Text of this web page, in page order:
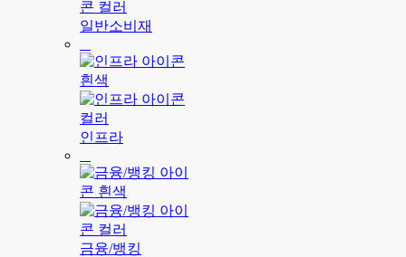
일반소비재
인프라
금융/뱅킹